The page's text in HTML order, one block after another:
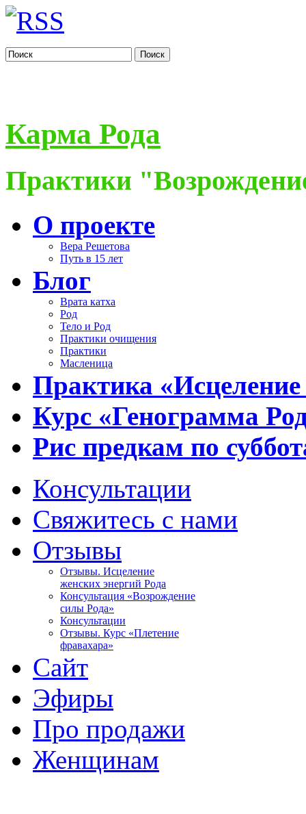
Поиск
Карма Рода
Практики
О проекте
Вера Решетова
Путь в 15 лет
Блог
Врата катха
Род
Тело и Род
Практики очищения
Практики
Масленица
Практика
Курс «Генограмма
Рис предкам по
Консультации
Свяжитесь с нами
Отзывы
Отзывы. Исцеление
женских энергий Рода
Консультация «Возрождение
силы Рода»
Консультации
Отзывы. Курс «Плетение
фравахара»
Сайт
Эфиры
Про продажи
Женщинам